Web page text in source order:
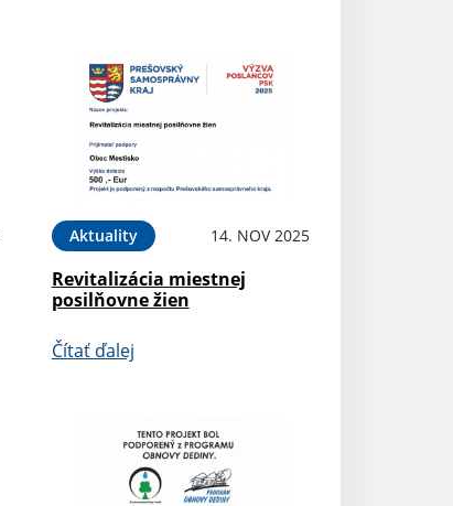
Aktuality 14. NOV 2025
Revitalizácia miestnej
posilňovne žien
Čítať ďalej